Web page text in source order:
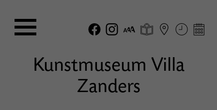
Kunstmuseum Villa
Zanders